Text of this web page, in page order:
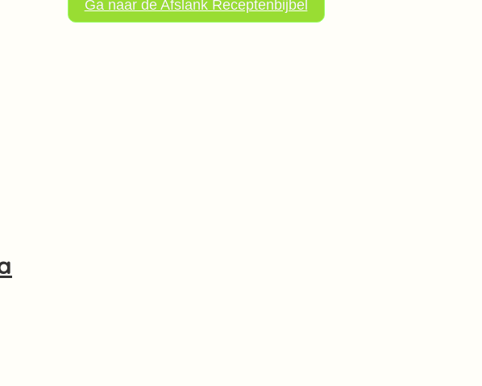
Ga naar de Afslank Receptenbijbel